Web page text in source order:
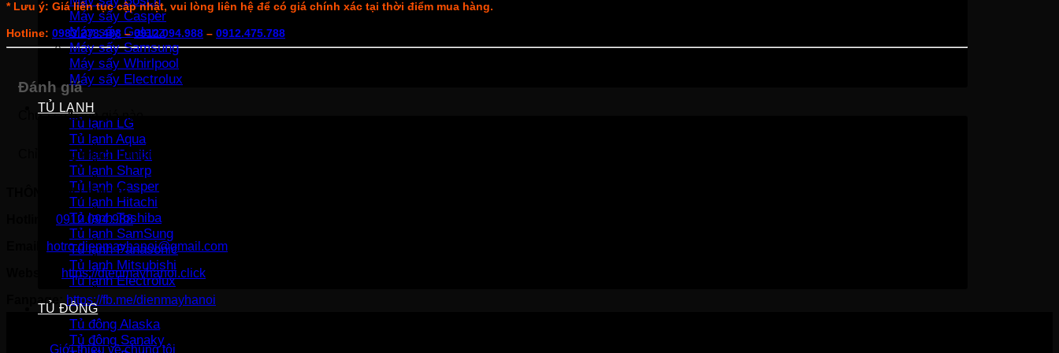
Máy sấy Casper
Máy sấy Galanz
Máy sấy Samsung
Máy sấy Whirlpool
Máy sấy Electrolux
TỦ LẠNH
Tủ lạnh LG
Tủ lạnh Aqua
Tủ lạnh Funiki
Tủ lạnh Sharp
Tủ lạnh Casper
Tủ lạnh Hitachi
Tủ lạnh Toshiba
Tủ lạnh SamSung
Tủ lạnh Panasonic
Tủ lạnh Mitsubishi
Tủ lạnh Electrolux
TỦ ĐÔNG
Tủ đông Alaska
Tủ đông Sanaky
* Lưu ý: Giá liên tục cập nhật, vui lòng liên hệ để có giá chính xác tại thời điểm mua hàng.
Hotline: 0983.278.488–0912.094.988 – 0912.475.788
Đánh giá
Chưa có đánh giá nào.
Chỉ những khách hàng đã đăng nhập và đã mua sản phẩm này mới có thể để lại đánh giá.
THÔNG TIN LIÊN HỆ:
0912.094.988
hotro.dienmayhanoi@gmail.com
https://dienmayhanoi.click
Fanpage:
https://fb.me/dienmayhanoi
Giới thiệu về chúng tôi